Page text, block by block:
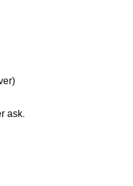
ask.